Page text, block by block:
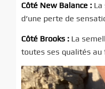
Côté New Balance :
d’une perte de
Côté Brooks : La
toutes ses qualités au